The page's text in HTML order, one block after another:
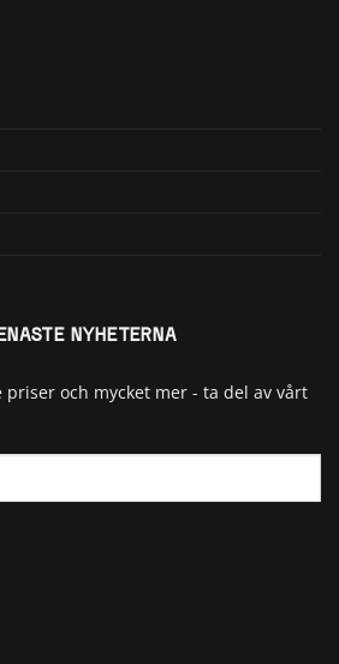
NYHETERNA
och mycket mer - ta del av vårt